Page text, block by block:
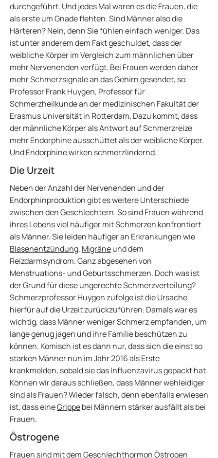
durchgeführt. Und jedes Mal waren es die Frauen, die
als erste um Gnade flehten. Sind Männer also die
Härteren? Nein, denn Sie fühlen einfach weniger. Das
ist unter anderem dem Fakt geschuldet, dass der
weibliche Körper im Vergleich zum männlichen über
mehr Nervenenden verfügt. Bei Frauen werden daher
mehr Schmerzsignale an das Gehirn gesendet, so
Professor Frank Huygen, Professor für
Schmerzheilkunde an der medizinischen Fakultät der
Erasmus Universität in Rotterdam. Dazu kommt, dass
der männliche Körper als Antwort auf Schmerzreize
mehr Endorphine ausschüttet als der weibliche Körper.
Und Endorphine wirken schmerzlindernd.
Die Urzeit
Neben der Anzahl der Nervenenden und der
Endorphinproduktion gibt es weitere Unterschiede
zwischen den Geschlechtern. So sind Frauen während
ihres Lebens viel häufiger mit Schmerzen konfrontiert
als Männer. Sie leiden häufiger an Erkrankungen wie
Blasenentzündung, Migräneund dem
Reizdarmsyndrom. Ganz abgesehen von
Menstruations- und Geburtsschmerzen. Doch was ist
der Grund für diese ungerechte Schmerzverteilung?
Schmerzprofessor Huygen zufolge ist die Ursache
hierfür auf die Urzeit zurückzuführen. Damals war es
wichtig, dass Männer weniger Schmerz empfanden, um
lange genug jagen und ihre Familie beschützen zu
können. Komisch ist es dann nur, dass sich die einst so
starken Männer nun im Jahr 2016 als Erste
krankmelden, sobald sie das Influenzavirus gepackt hat.
Können wir daraus schließen, dass Männer wehleidiger
sind als Frauen? Wieder falsch, denn ebenfalls erwiesen
ist, dass eineGrippebei Männern stärker ausfällt als bei
Frauen.
Östrogene
Frauen sind mit dem Geschlechthormon Östrogen